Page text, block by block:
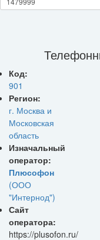
Код:
901
Регион:
г. Москва и
Московская
область
Изначальный
оператор:
Плюсофон
(ООО
"Интернод")
Сайт
оператора:
https://plusofon.ru/